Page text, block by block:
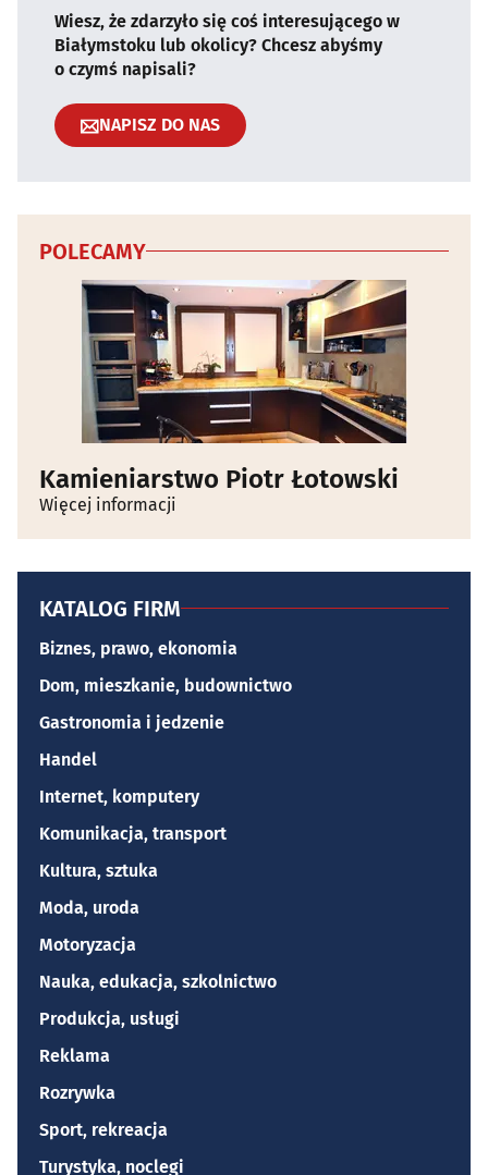
Wiesz, że zdarzyło się coś interesującego w
Białymstoku lub okolicy? Chcesz abyśmy
o czymś napisali?
NAPISZ DO NAS
POLECAMY
Kamieniarstwo Piotr Łotowski
Więcej informacji
KATALOG FIRM
Biznes, prawo, ekonomia
Dom, mieszkanie, budownictwo
Gastronomia i jedzenie
Handel
Internet, komputery
Komunikacja, transport
Kultura, sztuka
Moda, uroda
Motoryzacja
Nauka, edukacja, szkolnictwo
Produkcja, usługi
Reklama
Rozrywka
Sport, rekreacja
Turystyka, noclegi